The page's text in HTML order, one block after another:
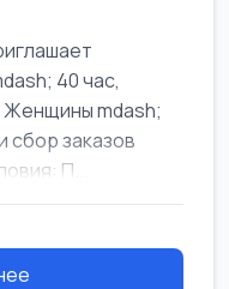
40 час,
Женщины mdash;
сбор заказов
П...